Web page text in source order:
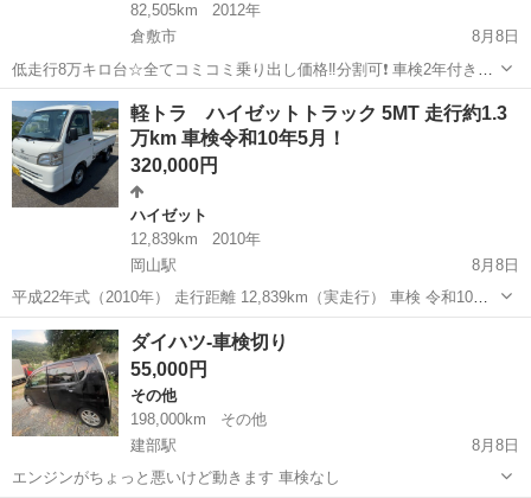
82,505km
2012年
倉敷市
8月8日
低走行8万キロ台☆全てコミコミ乗り出し価格‼️分割可❗️ 車検2年付き！
【名義変更代込み】広い車内！大人気‼️ダイハツ タントカスタム
X☆Bluetoothナビ付き☆走行中DVD見れます☆ETC付き☆純正アルミ
ホイール装着...
岡山 倉敷市 タント
軽トラ ハイゼットトラック 5MT 走行約1.3
万km 車検令和10年5月！
320,000円
ハイゼット
12,839km
2010年
岡山駅
8月8日
平成22年式（2010年） 走行距離 12,839km（実走行） 車検 令和10年5
月26日まで 【車両情報】 ・ダイハツ ハイゼットトラック ・型式：
EBD-S201P ・5速MT ・ガソリン車 ・660cc ・最...
岡山 岡山市 岡山駅 ハイゼット
ダイハツ-車検切り
55,000円
その他
198,000km
その他
建部駅
8月8日
エンジンがちょっと悪いけど動きます 車検なし